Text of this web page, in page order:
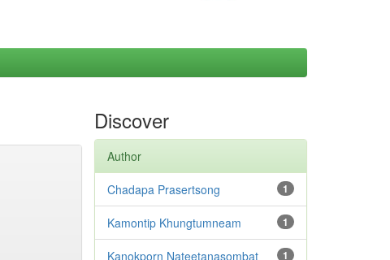
Discover
Author
1
Chadapa Prasertsong
1
Kamontip Khungtumneam
1
Kanokporn Nateetanasombat